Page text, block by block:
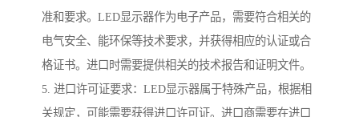
准和要求。LED显示器作为电子产品，需要符合相关的
电气安全、能环保等技术要求，并获得相应的认证或合
格证书。进口时需要提供相关的技术报告和证明文件。
5. 进口许可证要求：LED显示器属于特殊产品，根据相
关规定，可能需要获得进口许可证。进口商需要在进口